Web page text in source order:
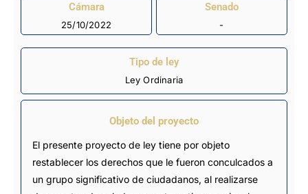
Cámara
25/10/2022
Senado
-
Tipo de ley
Ley Ordinaria
Objeto del proyecto
El presente proyecto de ley tiene por objeto
restablecer los derechos que le fueron conculcados a
un grupo significativo de ciudadanos, al realizarse